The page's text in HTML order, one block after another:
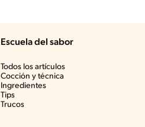
Escuela del sabor
Todos los artículos
Cocción y técnica
Ingredientes
Tips
Trucos